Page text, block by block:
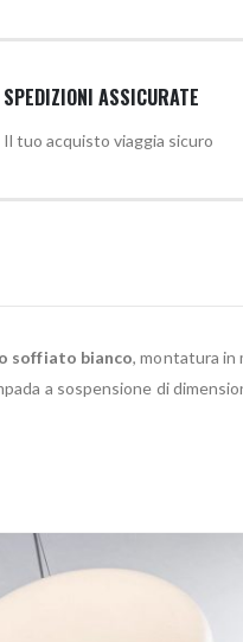
SPEDIZIONI ASSICURATE
Il tuo acquisto viaggia sicuro
soffiato bianco, montatura in
a sospensione di